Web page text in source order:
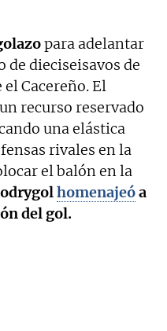
para adelantar
de dieciseisavos de
Cacereño. El
recurso reservado
una elástica
rivales en la
el balón en la
homenajeóa
del gol.